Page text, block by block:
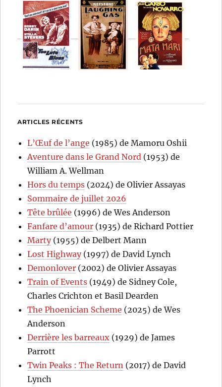
ARTICLES RÉCENTS
L’Œuf de l’ange (1985) de Mamoru Oshii
Aventure dans le Grand Nord (1953) de
William A. Wellman
Hors du temps (2024) de Olivier Assayas
Sommaire de juillet 2026
Tête brûlée (1996) de Wes Anderson
Fanfare d’amour (1935) de Richard Pottier
Marty(1955) de Delbert Mann
Lost Highway(1997) de David Lynch
Demonlover (2002) de Olivier Assayas
Train of Events (1949) de Sidney Cole,
Charles Crichton et Basil Dearden
The Phoenician Scheme (2025) de Wes
Anderson
Derrière les barreaux (1929) de James
Parrott
Twin Peaks : The Return (2017) de David
Lynch